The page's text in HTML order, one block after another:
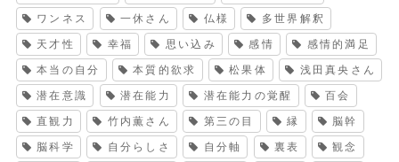
ワンネス 一休さん 仏様 多世界解釈
天才性 幸福 思い込み 感情 感情的満足
本当の自分 本質的欲求 松果体 浅田真央さん
潜在意識 潜在能力 潜在能力の覚醒 百会
直観力 竹内薫さん 第三の目 縁 脳幹
脳科学 自分らしさ 自分軸 裏表 観念